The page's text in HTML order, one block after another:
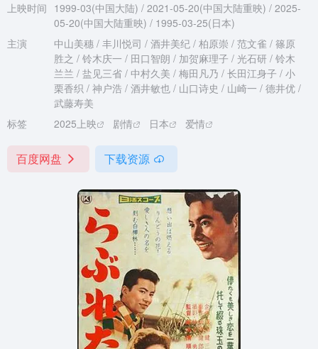
上映时间 1999-03(中国大陆) / 2021-05-20(中国大陆重映) / 2025-
05-20(中国大陆重映) / 1995-03-25(日本)
主演
中山美穗 / 丰川悦司 / 酒井美纪 / 柏原崇 / 范文雀 / 篠原
胜之 / 铃木庆一 / 田口智朗 / 加贺麻理子 / 光石研 / 铃木
兰兰 / 盐见三省 / 中村久美 / 梅田凡乃 / 长田江身子 / 小
栗香织 / 神户浩 / 酒井敏也 / 山口诗史 / 山崎一 / 德井优 /
武藤寿美
标签
2025上映 剧情 日本 爱情
百度网盘 下载资源